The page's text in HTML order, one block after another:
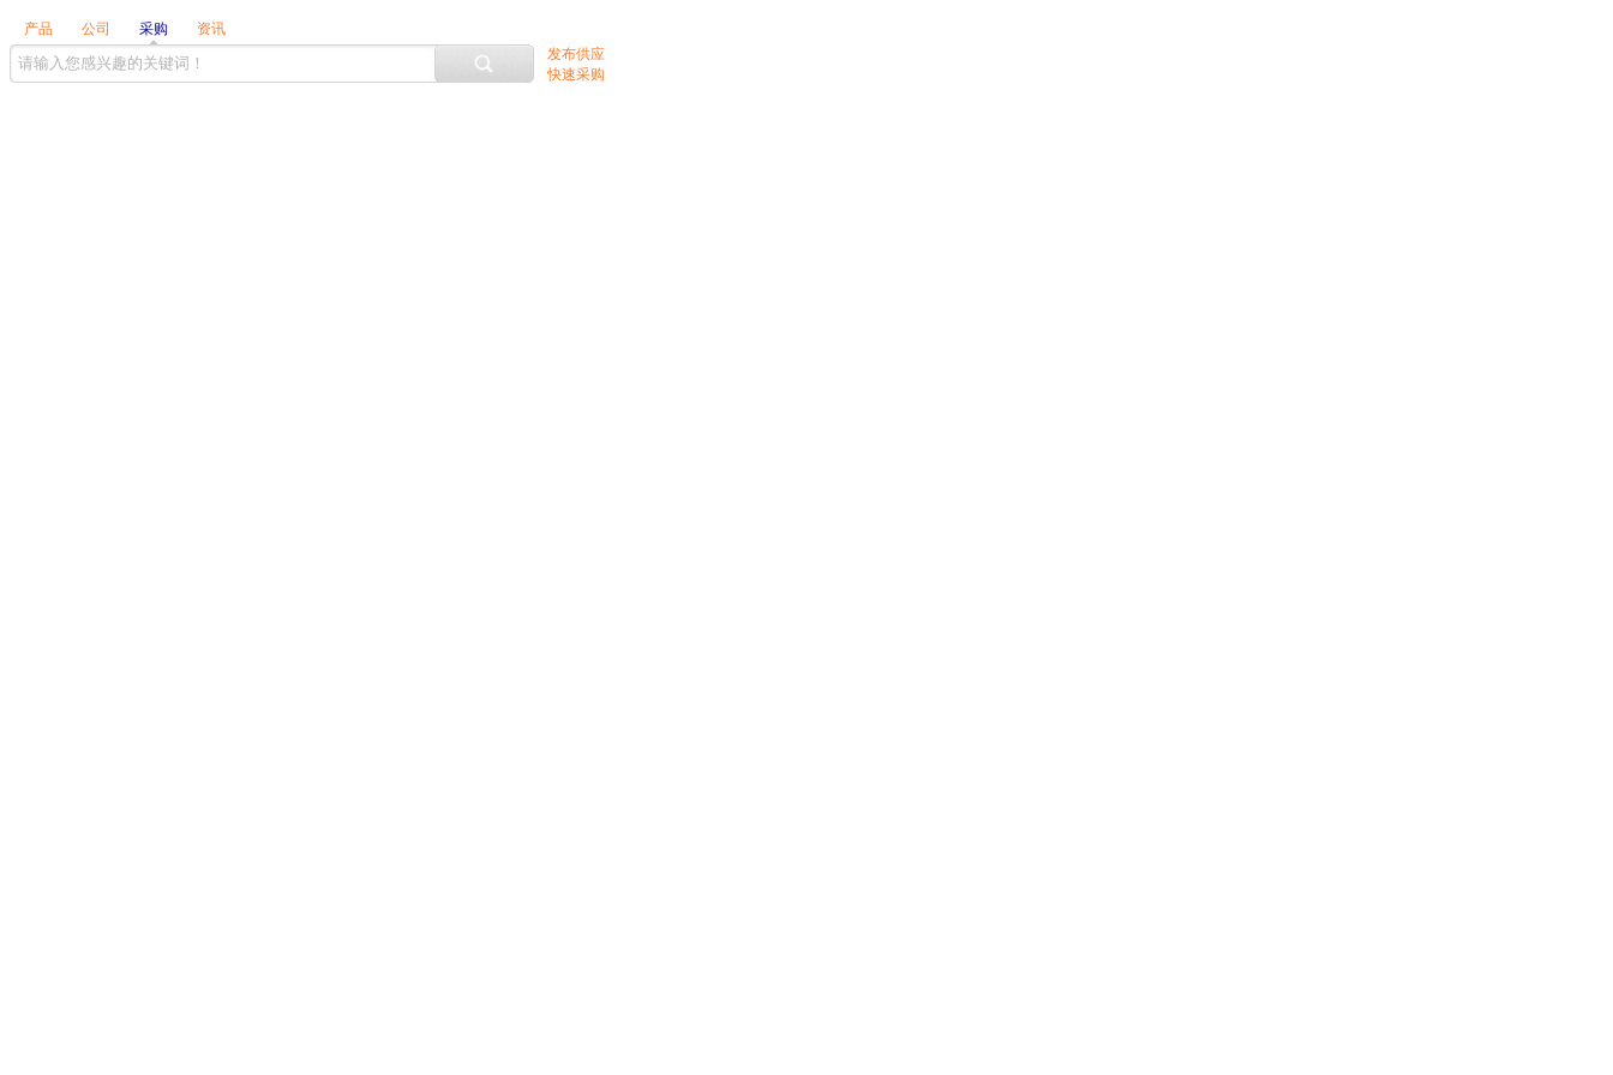
产品 公司 采购
资讯
发布供应
快速采购